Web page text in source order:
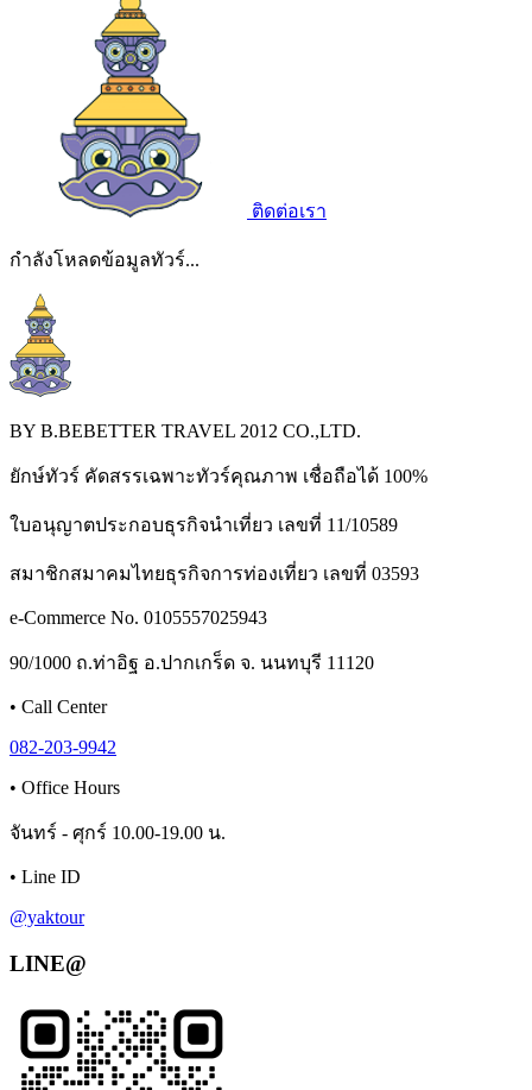
ติดต่อเรา
กำลังโหลดข้อมูลทัวร์...
BY B.BEBETTER TRAVEL 2012 CO.,LTD.
ยักษ์ทัวร์ คัดสรรเฉพาะทัวร์คุณภาพ เชื่อถือได้ 100%
ใบอนุญาตประกอบธุรกิจนำเที่ยว เลขที่ 11/10589
สมาชิกสมาคมไทยธุรกิจการท่องเที่ยว เลขที่ 03593
e-Commerce No. 0105557025943
90/1000 ถ.ท่าอิฐ อ.ปากเกร็ด จ. นนทบุรี 11120
• Call Center
082-203-9942
• Office Hours
จันทร์ - ศุกร์ 10.00-19.00 น.
• Line ID
@yaktour
LINE@